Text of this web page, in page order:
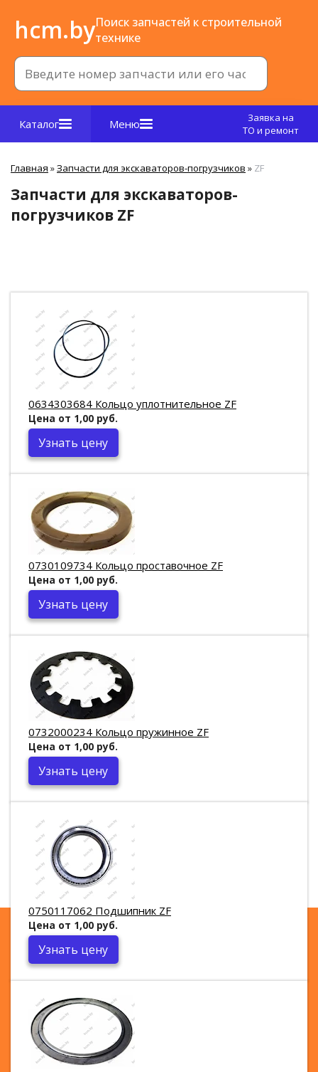
hcm.byПоиск запчастей к строительной
технике
Каталог Меню
Заявка на
ТО и ремонт
Главная »Запчасти для экскаваторов-погрузчиков » ZF
Запчасти для экскаваторов-
погрузчиков ZF
0634303684 Кольцо уплотнительное ZF
Цена от 1,00 руб.
Узнать цену
0730109734 Кольцо проставочное ZF
Цена от 1,00 руб.
Узнать цену
0732000234 Кольцо пружинное ZF
Цена от 1,00 руб.
Узнать цену
0750117062 Подшипник ZF
Цена от 1,00 руб.
Узнать цену